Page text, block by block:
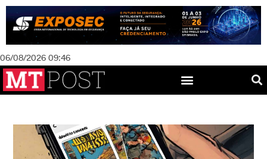
06/08/2026 09:46